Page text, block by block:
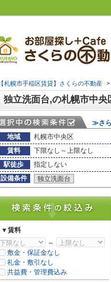
【札幌市手稲区賃貸】さくらの不動産 >
独立洗面台,の札幌市中央
≫さら
地域
札幌市中央区
賃料
下限なし～上限なし
駅徒歩
指定しない
設備条件
独立洗面台
▼賃料
～
敷金・保証金なし
礼金・敷引なし
共益費・管理費込み